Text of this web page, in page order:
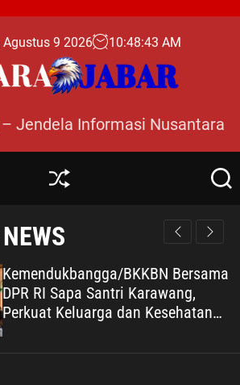
Agustus 9 2026 10:48:44 AM
Jendela Informasi Nusantara
S
ff
e
S
r
BKKBN Bersama
Santri Karawang,
dan Kesehatan